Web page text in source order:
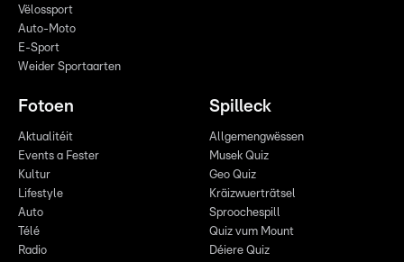
Vëlossport
Auto-Moto
E-Sport
Weider Sportaarten
Fotoen
Aktualitéit
Events a Fester
Kultur
Lifestyle
Auto
Télé
Radio
Spilleck
Allgemengwëssen
Musek Quiz
Geo Quiz
Kräizwuerträtsel
Sproochespill
Quiz vum Mount
Déiere Quiz